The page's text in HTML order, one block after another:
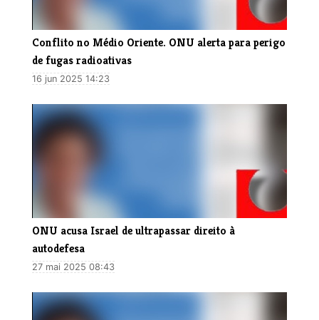
Conflito no Médio Oriente. ONU alerta para perigo
de fugas radioativas
16 jun 2025 14:23
ONU acusa Israel de ultrapassar direito à
autodefesa
27 mai 2025 08:43